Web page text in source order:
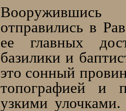
отправились в
ее главных
базилики и
это сонный
топографией и
узкими